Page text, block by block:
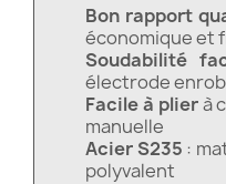
Bon rapport
économique et
Soudabilité
électrode
Facile à plierà
manuelle
Acier S235 :
polyvalent